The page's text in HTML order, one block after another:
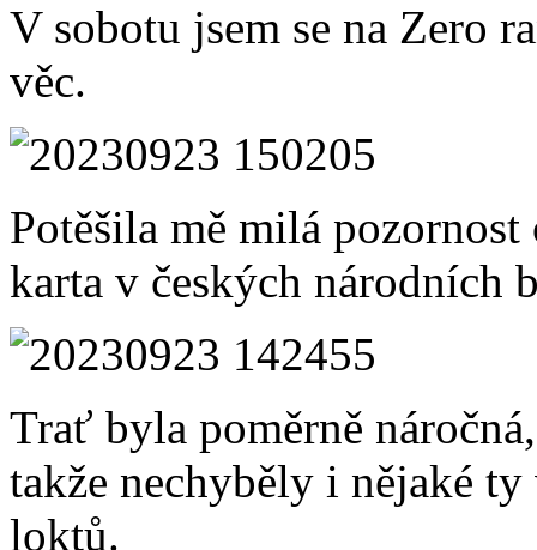
V sobotu jsem se na Zero
věc.
Potěšila mě milá
karta v českých národních
Trať byla poměrně
takže nechyběly i nějaké
loktů.